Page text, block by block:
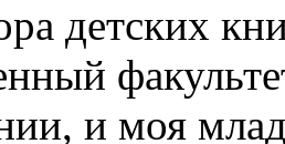
детских
и моя